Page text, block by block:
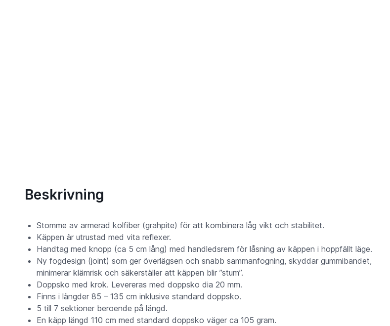
Beskrivning
Stomme av armerad kolfiber (grahpite) för att kombinera låg vikt och stabilitet.
Käppen är utrustad med vita reflexer.
Handtag med knopp (ca 5 cm lång) med handledsrem för låsning av käppen i hoppfällt läge.
Ny fogdesign (joint) som ger överlägsen och snabb sammanfogning, skyddar gummibandet,
minimerar klämrisk och säkerställer att käppen blir ”stum”.
Doppsko med krok. Levereras med doppsko dia 20 mm.
Finns i längder 85 – 135 cm inklusive standard doppsko.
5 till 7 sektioner beroende på längd.
En käpp längd 110 cm med standard doppsko väger ca 105 gram.